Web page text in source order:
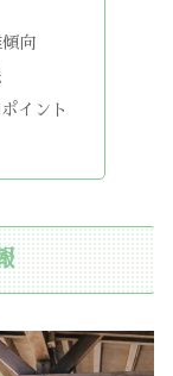
向
イント